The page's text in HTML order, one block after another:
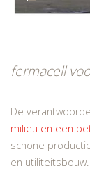
fermacell
De
milieu en een
schone
en